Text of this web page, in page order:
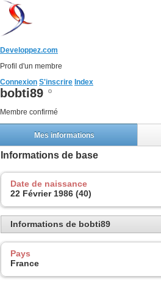
Developpez.com
Profil d'un membre
Connexion S'inscrire Index
bobti89
Membre confirmé
Mes informations
Informations de base
Date de naissance
22 Février 1986 (40)
Informations de bobti89
Pays
France